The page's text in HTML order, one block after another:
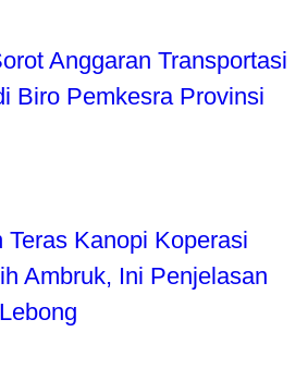
Anggaran Transportasi
Biro Pemkesra Provinsi
Kanopi Koperasi
Ambruk, Ini Penjelasan